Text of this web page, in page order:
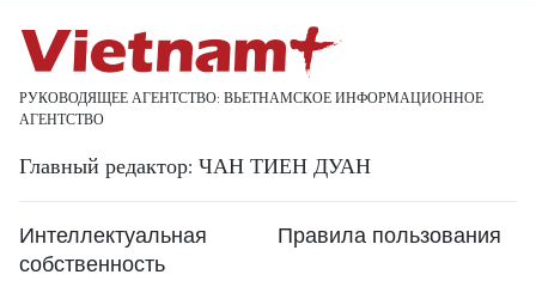
РУКОВОДЯЩЕЕ АГЕНТСТВО: ВЬЕТНАМСКОЕ ИНФОРМАЦИОННОЕ
АГЕНТСТВО
Главный редактор: ЧАН ТИЕН ДУАН
Интеллектуальная
собственность
Правила пользования